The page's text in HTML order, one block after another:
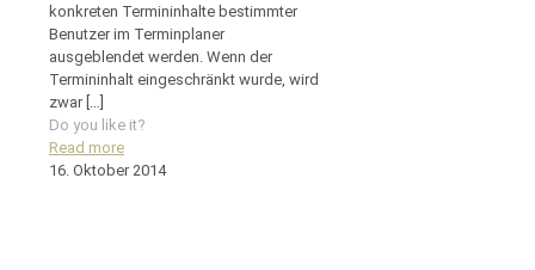
konkreten Termininhalte bestimmter
Benutzer im Terminplaner
ausgeblendet werden. Wenn der
Termininhalt eingeschränkt wurde, wird
zwar[…]
Do you like it?
Read more
16. Oktober 2014